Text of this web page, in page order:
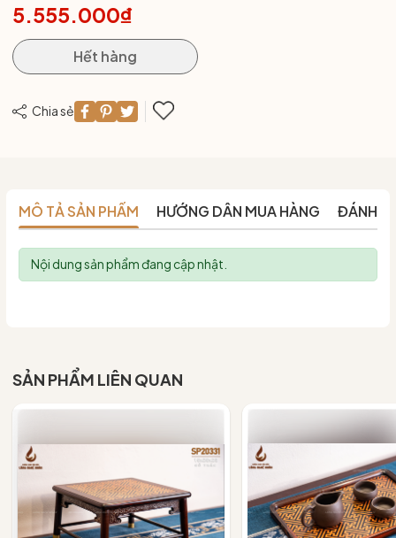
5.555.000₫
Hết hàng
Chia sẻ
MÔ TẢ SẢN PHẨM HƯỚNG DẪN MUA HÀNG ĐÁNH
Nội dung sản phẩm đang cập nhật.
SẢN PHẨM LIÊN QUAN